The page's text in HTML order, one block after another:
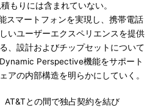
もりには含まれていない。
スマートフォンを実現し、携帯電話
いユーザーエクスペリエンスを提供
、設計およびチップセットについて
Perspective機能をサポート
アの内部構造を明らかにしていく。
との間で独占契約を結び